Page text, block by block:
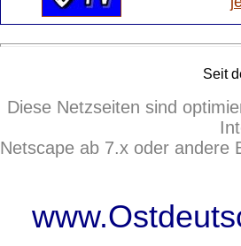
Seit
Diese Netzseiten sind
Netscape ab 7.x oder andere